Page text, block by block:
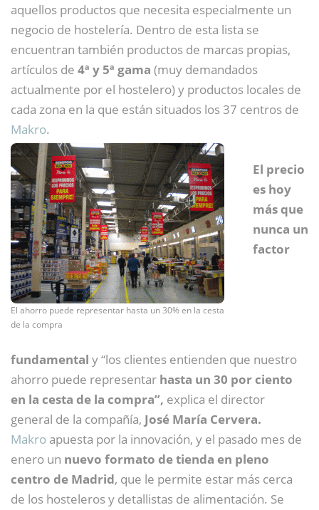
aquellos productos que necesita especialmente un
negocio de hostelería. Dentro de esta lista se
encuentran también productos de marcas propias,
artículos de 4ª y 5ª gama (muy demandados
actualmente por el hostelero) y productos locales de
cada zona en la que están situados los 37 centros de
Makro.
El ahorro puede representar hasta un 30% en la cesta
de la compra
El precio
es hoy
más que
nunca un
factor
fundamental y “los clientes entienden que nuestro
ahorro puede representar hasta un 30 por ciento
en la cesta de la compra”, explica el director
general de la compañía, José María Cervera.
Makro apuesta por la innovación, y el pasado mes de
enero un nuevo formato de tienda en pleno
centro de Madrid, que le permite estar más cerca
de los hosteleros y detallistas de alimentación. Se